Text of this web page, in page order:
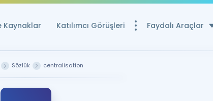
Kaynaklar Katılımcı Görüşleri Faydalı Araçlar
Ücretsiz Kaynaklar
Sözlük centralisation